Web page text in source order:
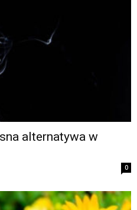
alternatywa w
0